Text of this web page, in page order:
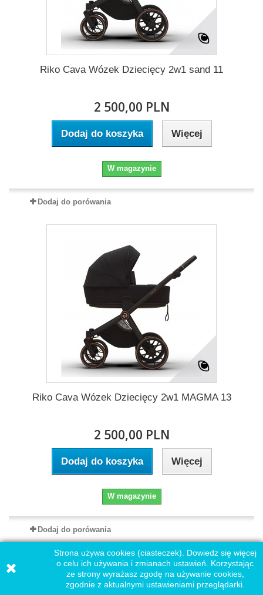
Riko Cava Wózek Dziecięcy 2w1 sand 11
2 500,00 PLN
Dodaj do koszyka Więcej
W magazynie
Dodaj do porówania
Riko Cava Wózek Dziecięcy 2w1 MAGMA 13
2 500,00 PLN
Dodaj do koszyka Więcej
W magazynie
Dodaj do porówania
Strona używa cookies (ciasteczek). Dowiedz się więcej
o celu ich używania i zmianach ustawień. Korzystając
ze strony wyrażasz zgodę na używanie cookies,
zgodnie z aktualnymi ustawieniami przeglądarki.